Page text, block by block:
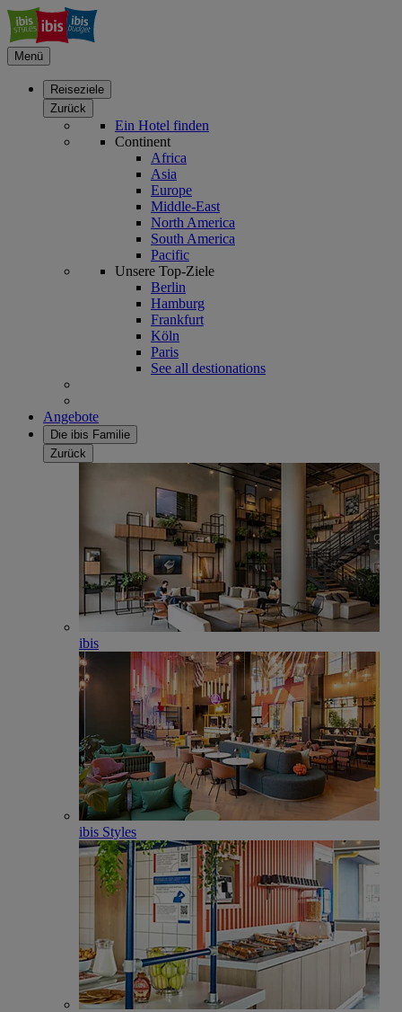
Menü
Reiseziele
Zurück
Ein Hotel finden
Continent
Africa
Asia
Europe
Middle-East
North America
South America
Pacific
Unsere Top-Ziele
Berlin
Hamburg
Frankfurt
Köln
Paris
See all destionations
Angebote
Die ibis Familie
Zurück
ibis
ibis Styles